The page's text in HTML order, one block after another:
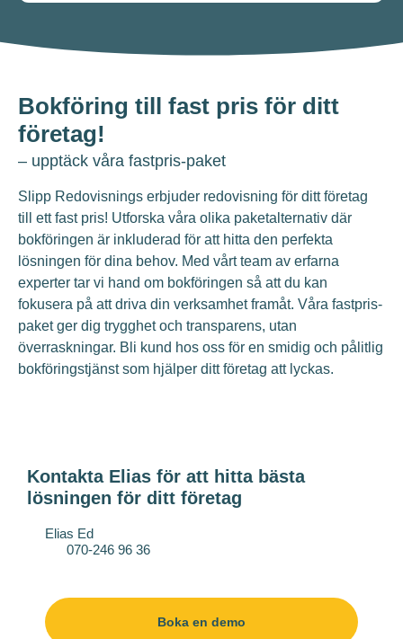
Bokföring till fast pris för ditt
företag!
– upptäck våra fastpris-paket
Slipp Redovisnings erbjuder redovisning för ditt företag
till ett fast pris! Utforska våra olika paketalternativ där
bokföringen är inkluderad för att hitta den perfekta
lösningen för dina behov. Med vårt team av erfarna
experter tar vi hand om bokföringen så att du kan
fokusera på att driva din verksamhet framåt. Våra fastpris-
paket ger dig trygghet och transparens, utan
överraskningar. Bli kund hos oss för en smidig och pålitlig
bokföringstjänst som hjälper ditt företag att lyckas.
Kontakta Elias för att hitta bästa
lösningen för ditt företag
Elias Ed
070-246 96 36
Boka en demo